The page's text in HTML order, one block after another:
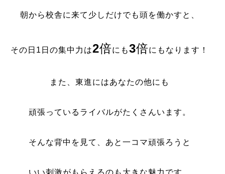
朝から校舎に来て少しだけでも頭を働かすと、
その日1日の集中力は2倍にも3倍にもなります！
また、東進にはあなたの他にも
頑張っているライバルがたくさんいます。
そんな背中を見て、あと一コマ頑張ろうと
いい刺激がもらえるのも大きな魅力です。